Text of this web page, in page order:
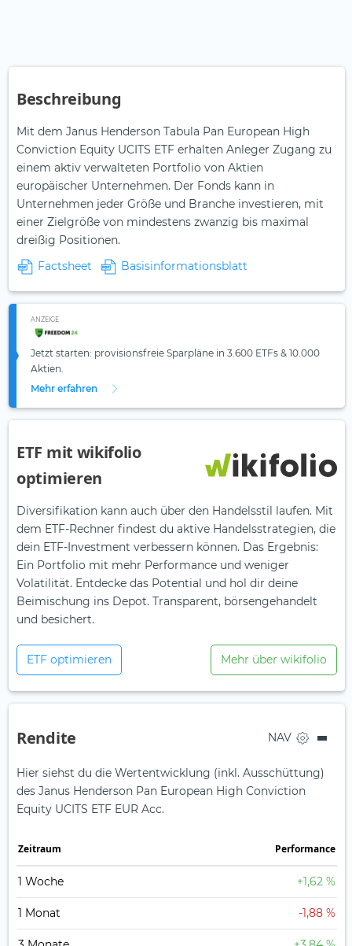
Beschreibung
Mit dem Janus Henderson Tabula Pan European High
Conviction Equity UCITS ETF erhalten Anleger Zugang zu
einem aktiv verwalteten Portfolio von Aktien
europäischer Unternehmen. Der Fonds kann in
Unternehmen jeder Größe und Branche investieren, mit
einer Zielgröße von mindestens zwanzig bis maximal
dreißig Positionen.
Factsheet
Basisinformationsblatt
ANZEIGE
Jetzt starten: provisionsfreie Sparpläne in 3.600 ETFs & 10.000
Aktien.
Mehr erfahren
ETF mit wikifolio
optimieren
Diversifikation kann auch über den Handelsstil laufen. Mit
dem ETF-Rechner findest du aktive Handelsstrategien, die
dein ETF-Investment verbessern können. Das Ergebnis:
Ein Portfolio mit mehr Performance und weniger
Volatilität. Entdecke das Potential und hol dir deine
Beimischung ins Depot. Transparent, börsengehandelt
und besichert.
ETF optimieren Mehr über wikifolio
Rendite NAV
Hier siehst du die Wertentwicklung (inkl. Ausschüttung)
des Janus Henderson Pan European High Conviction
Equity UCITS ETF EUR Acc.
Zeit­raum Perfor­mance
1 Woche +1,62 %
1 Monat -1,88 %